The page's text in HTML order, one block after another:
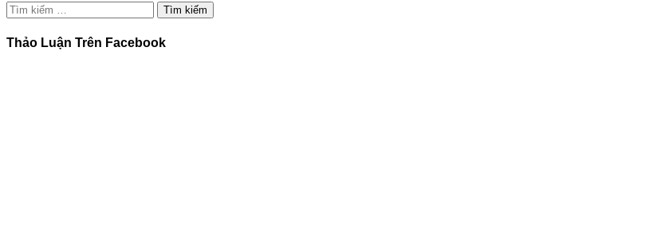
Tìm
kiếm
cho:
Thảo Luận Trên Facebook